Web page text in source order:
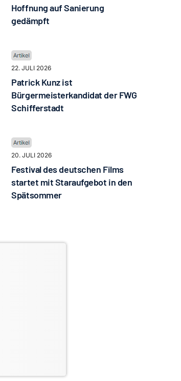
Hoffnung auf Sanierung
gedämpft
22. JULI 2026
Patrick Kunz ist
Bürgermeisterkandidat der FWG
Schifferstadt
20. JULI 2026
Festival des deutschen Films
startet mit Staraufgebot in den
Spätsommer